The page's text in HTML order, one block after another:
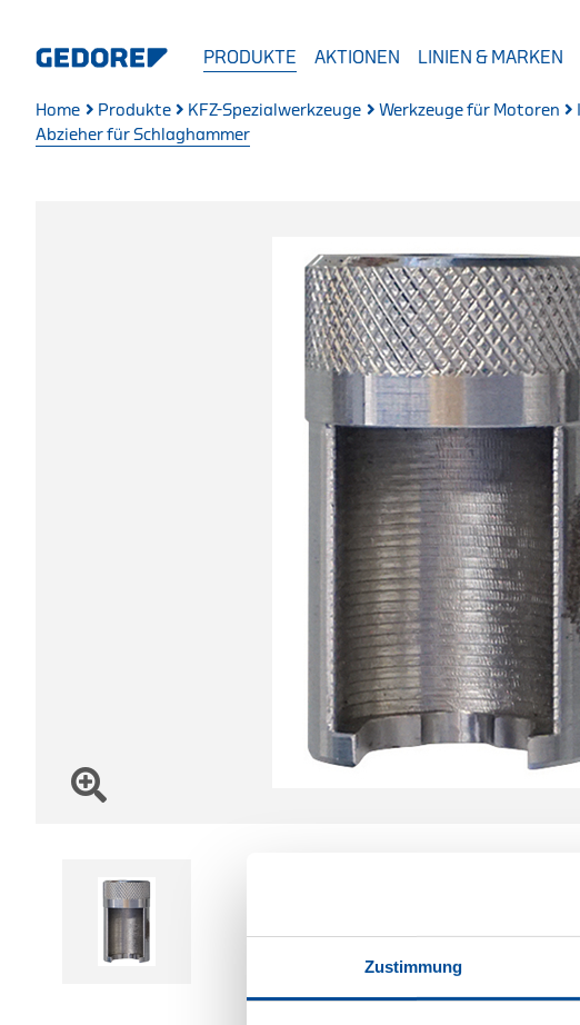
Zustimmung
PRODUKTE AKTIONEN LINIEN & MARKEN
Home Produkte KFZ-Spezialwerkzeuge Werkzeuge für Motoren
Abzieher für Schlaghammer